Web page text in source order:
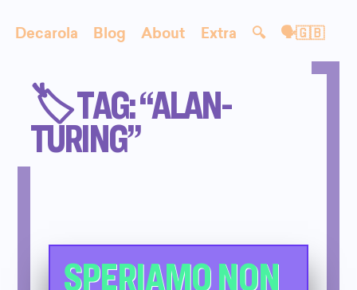
Decarola Blog About Extra 🔍 🗣🇬🇧
🏷️ TAG: “ALAN-
TURING”
SPERIAMO NON